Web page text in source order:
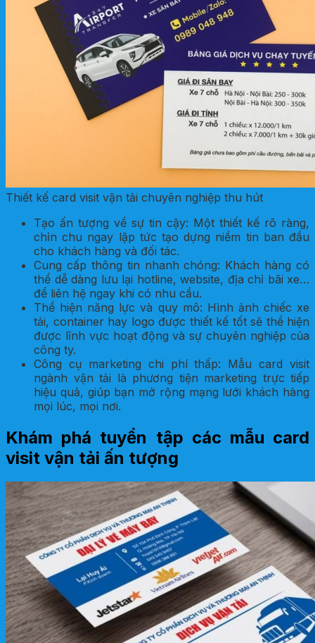
Thiết kế card visit vận tải chuyên nghiệp thu hút
Tạo ấn tượng về sự tin cậy: Một thiết kế rõ ràng,
chỉn chu ngay lập tức tạo dựng niềm tin ban đầu
cho khách hàng và đối tác.
Cung cấp thông tin nhanh chóng: Khách hàng có
thể dễ dàng lưu lại hotline, website, địa chỉ bãi xe…
để liên hệ ngay khi có nhu cầu.
Thể hiện năng lực và quy mô: Hình ảnh chiếc xe
tải, container hay logo được thiết kế tốt sẽ thể hiện
được lĩnh vực hoạt động và sự chuyên nghiệp của
công ty.
Công cụ marketing chi phí thấp: Mẫu card visit
ngành vận tải là phương tiện marketing trực tiếp
hiệu quả, giúp bạn mở rộng mạng lưới khách hàng
mọi lúc, mọi nơi.
Khám phá tuyển tập các mẫu card
visit vận tải ấn tượng